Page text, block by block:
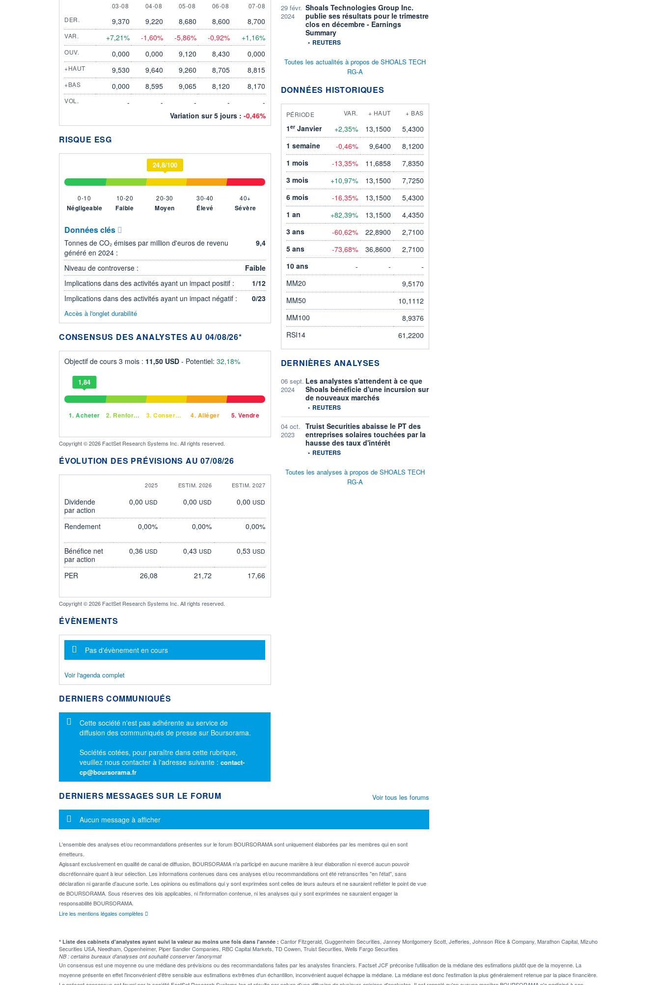
3 AUGUST
03-08 4 AUGUST
04-08 5 AUGUST
05-08 6 AUGUST
06-08 7 AUGUST
07-08
DER.
9,370 9,220 8,680 8,600 8,700
VAR. +7,21% -1,60% -5,86% -0,92% +1,16%
OUV. 0,000 0,000 9,120 8,430 0,000
+HAUT 9,530 9,640 9,260 8,705 8,815
+BAS 0,000 8,595 9,065 8,120 8,170
VOL. - - - -
-
Variation sur 5 jours : -0,46%
RISQUE ESG
0-10
Négligeable
10-20
Faible
24,8/100
20-30
Moyen
30-40
Élevé
40+
Sévère
Données clés
Tonnes de CO₂ émises par million d'euros de revenu
généré en 2024 :
9,4
Niveau de controverse :
Faible
Implications dans des activités ayant un impact positif :
1/12
Implications dans des activités ayant un impact négatif :
0/23
Accès à l'onglet durabilité
CONSENSUS DES ANALYSTES AU 04/08/26*
Objectif de cours 3 mois : 11,50 USD - Potentiel: 32,18%
1,84
1. Acheter 2. Renforcer 3. Conserver 4. Alléger 5. Vendre
Copyright © 2026 FactSet Research Systems Inc. All rights reserved.
ÉVOLUTION DES PRÉVISIONS AU 07/08/26
2025 ESTIM. 2026 ESTIM. 2027
Dividende
par action
0,00 USD 0,00 USD 0,00 USD
Rendement 0,00% 0,00% 0,00%
Bénéfice net
par action
0,36 USD 0,43 USD 0,53 USD
PER 26,08 21,72 17,66
Copyright © 2026 FactSet Research Systems Inc. All rights reserved.
ÉVÈNEMENTS
Message d'information
Pas d'évènement en cours
Voir l'agenda complet
DERNIERS COMMUNIQUÉS
Message d'information
Cette société n'est pas adhérente au service de
diffusion des communiqués de presse sur Boursorama.
Sociétés cotées, pour paraître dans cette rubrique,
veuillez nous contacter à l'adresse suivante : contact-
cp@boursorama.fr
29 févr.
2024
Shoals Technologies Group Inc.
publie ses résultats pour le trimestre
clos en décembre - Earnings
Summary
information fournie par
• REUTERS
Toutes les actualités à propos de SHOALS TECH
RG-A
DONNÉES HISTORIQUES
PÉRIODE VAR. + HAUT + BAS
1erJanvier +2,35% 13,1500
5,4300
1 semaine
-0,46% 9,6400
8,1200
1 mois
-13,35% 11,6858
7,8350
3 mois
+10,97% 13,1500
7,7250
6 mois
-16,35% 13,1500
5,4300
1 an
+82,39% 13,1500
4,4350
3 ans
-60,62% 22,8900
2,7100
5 ans
-73,68% 36,8600
2,7100
10 ans
- -
-
MM20
9,5170
MM50
10,1112
MM100
8,9376
RSI14
61,2200
DERNIÈRES ANALYSES
06 sept.
2024
Les analystes s'attendent à ce que
Shoals bénéficie d'une incursion sur
de nouveaux marchés
information fournie par
• REUTERS
04 oct.
2023
Truist Securities abaisse le PT des
entreprises solaires touchées par la
hausse des taux d'intérêt
information fournie par
• REUTERS
Toutes les analyses à propos de SHOALS TECH
RG-A
DERNIERS MESSAGES SUR LE FORUM
Message d'information
Aucun message à afficher
L'ensemble des analyses et/ou recommandations présentes sur le forum BOURSORAMA sont uniquement élaborées par les membres qui en sont
émetteurs.
Agissant exclusivement en qualité de canal de diffusion, BOURSORAMA n'a participé en aucune manière à leur élaboration ni exercé aucun pouvoir
discrétionnaire quant à leur sélection. Les informations contenues dans ces analyses et/ou recommandations ont été retranscrites "en l'état", sans
déclaration ni garantie d'aucune sorte. Les opinions ou estimations qui y sont exprimées sont celles de leurs auteurs et ne sauraient refléter le point de vue
de BOURSORAMA. Sous réserves des lois applicables, ni l'information contenue, ni les analyses qui y sont exprimées ne sauraient engager la
responsabilité BOURSORAMA.
Lire les mentions légales complètes
Voir tous les forums
* Liste des cabinets d'analystes ayant suivi la valeur au moins une fois dans l'année : Cantor Fitzgerald, Guggenheim Securities, Janney Montgomery Scott, Jefferies, Johnson Rice & Company, Marathon Capital, Mizuho
Securities USA, Needham, Oppenheimer, Piper Sandler Companies, RBC Capital Markets, TD Cowen, Truist Securities, Wells Fargo Securities
NB : certains bureaux d'analyses ont souhaité conserver l'anonymat
Un consensus est une moyenne ou une médiane des prévisions ou des recommandations faites par les analystes financiers. Factset JCF préconise l'utilisation de la médiane des estimations plutôt que de la moyenne. La
moyenne présente en effet l'inconvénient d'être sensible aux estimations extrêmes d'un échantillon, inconvénient auquel échappe la médiane. La médiane est donc l'estimation la plus généralement retenue par la place financière.